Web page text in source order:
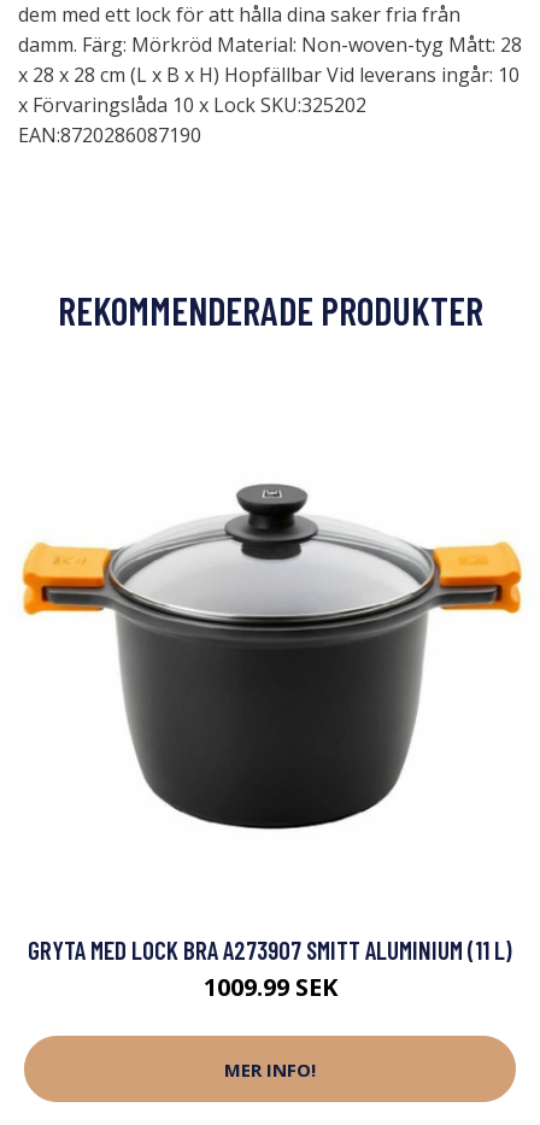
dem med ett lock för att hålla dina saker fria från
damm. Färg: Mörkröd Material: Non-woven-tyg Mått: 28
x 28 x 28 cm (L x B x H) Hopfällbar Vid leverans ingår: 10
x Förvaringslåda 10 x Lock SKU:325202
EAN:8720286087190
REKOMMENDERADE PRODUKTER
GRYTA MED LOCK BRA A273907 SMITT ALUMINIUM (11 L)
1009.99 SEK
MER INFO!